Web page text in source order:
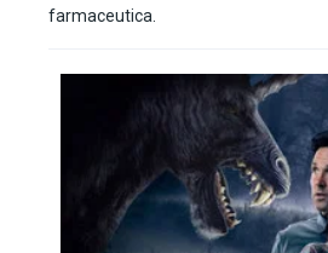
farmaceutica.